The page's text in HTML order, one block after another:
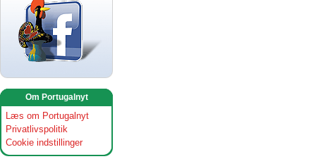
Om Portugalnyt
Læs om Portugalnyt
Privatlivspolitik
Cookie indstillinger